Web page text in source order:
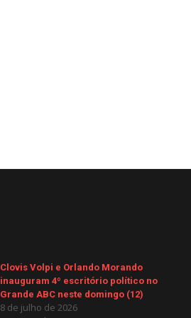
Clovis Volpi e Orlando Morando
inauguram 4º escritório político no
Grande ABC neste domingo (12)
8 de julho de 2026